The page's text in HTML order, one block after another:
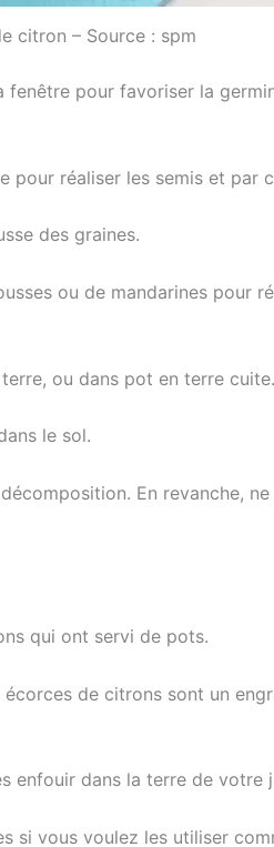
citron – Source : spm
pour favoriser la
pour réaliser les semis et par
des graines.
ou de mandarines pour
ou dans pot en terre cuite.
le sol.
En revanche,
qui ont servi de pots.
de citrons sont un
enfouir dans la terre de votre
si vous voulez les utiliser